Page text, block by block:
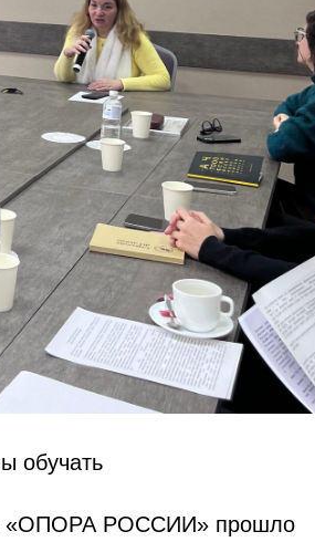
обучать
«ОПОРА РОССИИ» прошло